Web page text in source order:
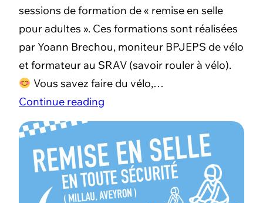
sessions de formation de « remise en selle
pour adultes ». Ces formations sont réalisées
par Yoann Brechou, moniteur BPJEPS de vélo
et formateur au SRAV (savoir rouler à vélo).
Vous savez faire du vélo,…
Continue reading